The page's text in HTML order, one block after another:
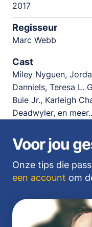
2017
Regisseur
Marc Webb
Cast
Miley Nyguen,
Danniels, Teresa L.
Buie Jr., Karleigh
Deadwyler, en
Voor jou
Onze tips die
een account om